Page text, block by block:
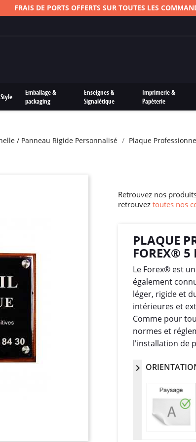
FRAIS DE PORTS OFFERTS SUR TOUTES LES
Emballage &
packaging
Enseignes &
Signalétique
Imprimerie &
Papèterie
/ Panneau Rigide Personnalisé Plaque
Retrouvez nos
retrouvez toutes nos
PLAQUE
FOREX® 5
Le Forex® est
également
léger, rigide et
intérieures et
Comme pour
normes et
l'installation de
chevron_right